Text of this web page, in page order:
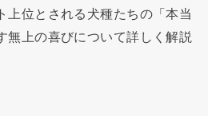
上位とされる犬種たちの「本当
無上の喜びについて詳しく解説